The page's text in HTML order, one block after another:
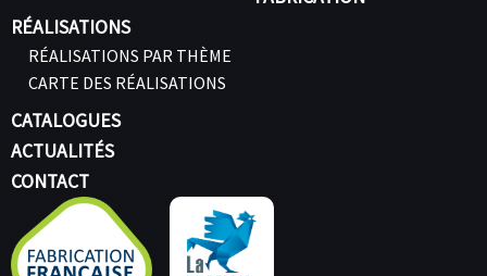
RÉALISATIONS
RÉALISATIONS PAR THÈME
CARTE DES RÉALISATIONS
CATALOGUES
ACTUALITÉS
CONTACT